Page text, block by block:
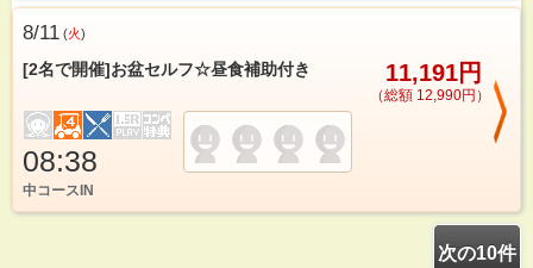
8/11 (火)
[2名で開催]お盆セルフ☆昼食補助付き 11,191円
（総額 12,990円）
08:38
中コースIN
次の10件